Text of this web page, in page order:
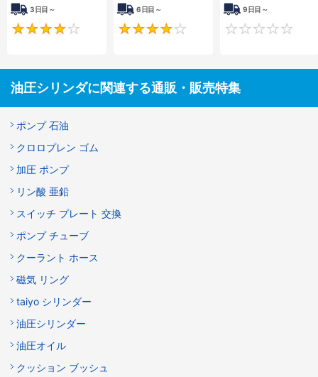
3日目～
4
6日目～
4
9日目～
油圧シリンダに関連する通販・販売特集
ポンプ 石油
クロロプレン ゴム
加圧 ポンプ
リン酸 亜鉛
スイッチ プレート 交換
ポンプ チューブ
クーラント ホース
磁気 リング
taiyo シリンダー
油圧シリンダー
油圧オイル
クッション ブッシュ